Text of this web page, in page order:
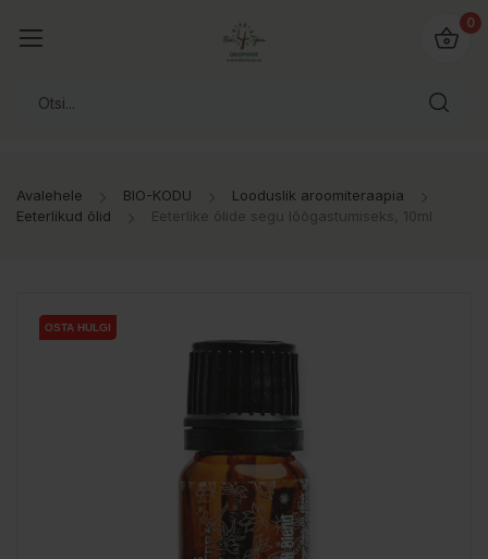
0
Avalehele BIO-KODU
Looduslik aroomiteraapia
Eeterlikud õlid
Eeterlike õlide segu lõõgastumiseks, 10ml
OSTA HULGI
OSTA HULGI